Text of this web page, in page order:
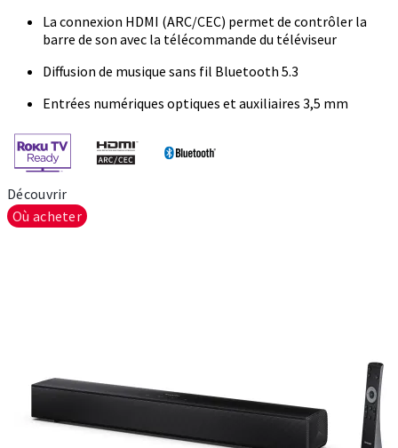
La connexion HDMI (ARC/CEC) permet de contrôler la
barre de son avec la télécommande du téléviseur
Diffusion de musique sans fil Bluetooth 5.3
Entrées numériques optiques et auxiliaires 3,5 mm
Découvrir
Où acheter